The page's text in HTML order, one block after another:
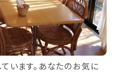
います。あなたのお気に